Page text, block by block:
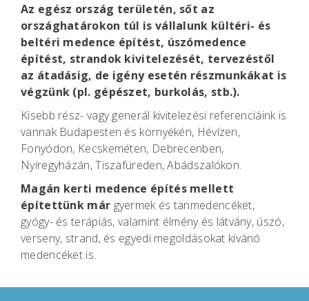
Az egész ország területén, sőt az
országhatárokon túl is vállalunk kültéri- és
beltéri medence építést, úszómedence
építést, strandok kivitelezését, tervezéstől
az átadásig, de igény esetén részmunkákat is
végzünk (pl. gépészet, burkolás, stb.).
Kisebb rész- vagy generál kivitelezési referenciáink is
vannak Budapesten és környékén, Hévízen,
Fonyódon, Kecskeméten, Debrecenben,
Nyíregyházán, Tiszafüreden, Abádszalókon.
Magán kerti medence építés mellett
építettünk már gyermek és tanmedencéket,
gyógy- és terápiás, valamint élmény és látvány, úszó,
verseny, strand, és egyedi megoldásokat kívánó
medencéket is.